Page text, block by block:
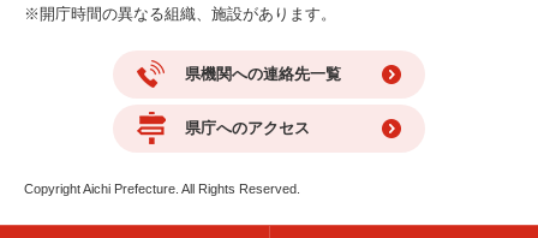
※開庁時間の異なる組織、施設があります。
県機関への連絡先一覧
県庁へのアクセス
Copyright Aichi Prefecture. All Rights Reserved.